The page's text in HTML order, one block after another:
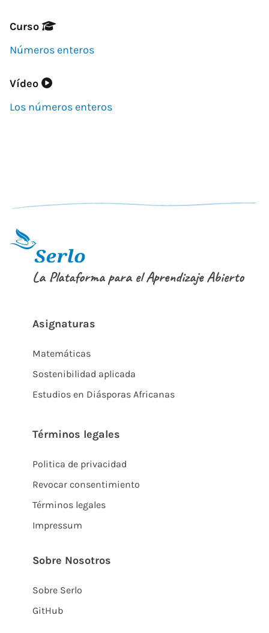
Curso
Números enteros
Vídeo
Los números enteros
La Plataforma para el Aprendizaje Abierto
Asignaturas
Matemáticas
Sostenibilidad aplicada
Estudios en Diásporas Africanas
Términos legales
Politica de privacidad
Revocar consentimiento
Términos legales
Impressum
Sobre Nosotros
Sobre Serlo
GitHub